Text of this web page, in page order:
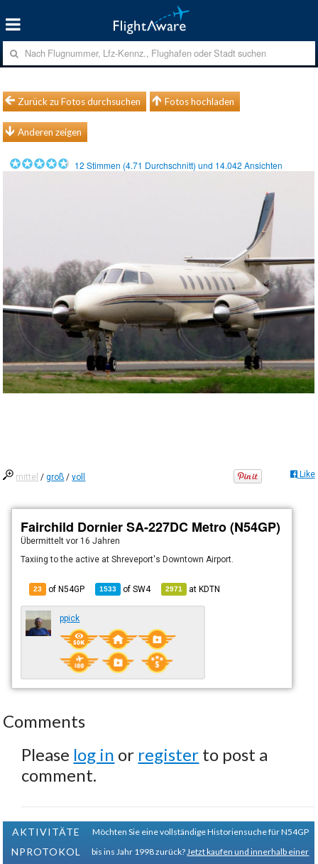
Zurück zu Fotos durchsuchen Fotos hochladen
Anderen zeigen
12 Stimmen (4.71 Durchschnitt) und 14.042 Ansichten
mittel /groß /voll Like
Fairchild Dornier SA-227DC Metro (N54GP)
Übermitteltvor 16 Jahren
Taxiing to the active at Shreveport's Downtown Airport.
23 of N54GP 1533 ofSW4 2971 atKDTN
ppick
Comments
Please log in or register to post a
comment.
AKTIVITÄTE
NPROTOKOL
Möchten Sie eine vollständige Historiensuche für N54GP
bis ins Jahr 1998 zurück? Jetzt kaufen und innerhalb einer